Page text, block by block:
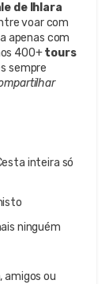
de Ihlara
voar com
apenas com
400+ tours
sempre
inteira só
ninguém
ou